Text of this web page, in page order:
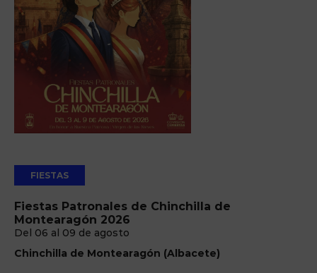
FIESTAS
Fiestas Patronales de Chinchilla de
Montearagón 2026
Del 06 al 09 de agosto
Chinchilla de Montearagón (Albacete)